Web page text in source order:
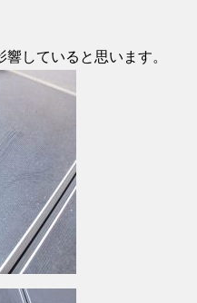
していると思います。